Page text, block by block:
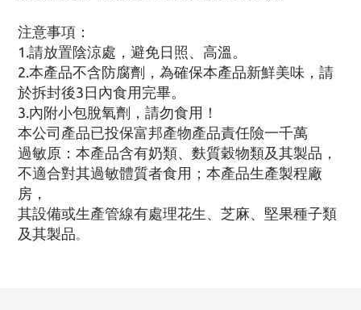
注意事項：
1.請放置陰涼處，避免日照、高溫。
2.本產品不含防腐劑，為確保本產品新鮮美味，請
於拆封後3日內食用完畢。
3.內附小包脫氧劑，請勿食用！
本公司產品已投保富邦產物產品責任險一千萬
過敏原：本產品含有奶類、麩質穀物類及其製品，
不適合對其過敏體質者食用；本產品生產製程廠
房，
其設備或生產管線有處理花生、芝麻、堅果種子類
及其製品。